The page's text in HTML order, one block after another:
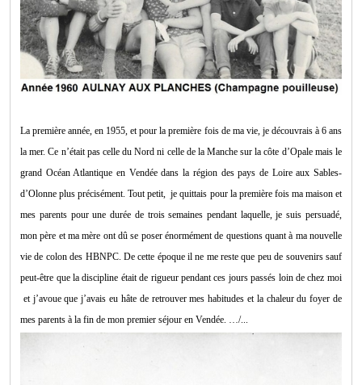
La première année, en 1955, et pour la première fois de ma vie, je découvrais à 6 ans
la mer. Ce n’était pas celle du Nord ni celle de la Manche sur la côte d’Opale mais le
grand Océan Atlantique en Vendée dans la région des pays de Loire aux Sables-
d’Olonne plus précisément. Tout petit, je quittais pour la première fois ma maison et
mes parents pour une durée de trois semaines pendant laquelle, je suis persuadé,
mon père et ma mère ont dû se poser énormément de questions quant à ma nouvelle
vie de colon des HBNPC. De cette époque il ne me reste que peu de souvenirs sauf
peut-être que la discipline était de rigueur pendant ces jours passés loin de chez moi
et j’avoue que j’avais eu hâte de retrouver mes habitudes et la chaleur du foyer de
mes parents à la fin de mon premier séjour en Vendée. …/...